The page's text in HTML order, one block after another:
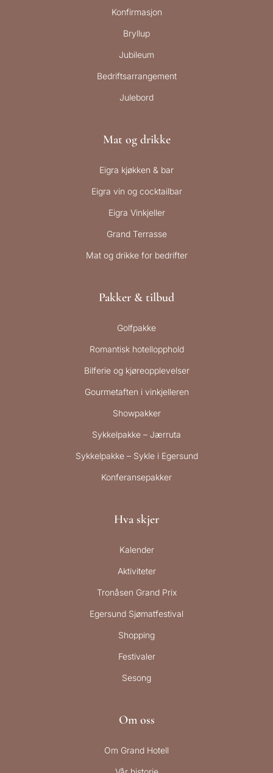
Konfirmasjon
Bryllup
Jubileum
Bedriftsarrangement
Julebord
Mat og drikke
Eigra kjøkken & bar
Eigra vin og cocktailbar
Eigra Vinkjeller
Grand Terrasse
Mat og drikke for bedrifter
Pakker & tilbud
Golfpakke
Romantisk hotellopphold
Bilferie og kjøreopplevelser
Gourmetaften i vinkjelleren
Showpakker
Sykkelpakke – Jærruta
Sykkelpakke – Sykle i Egersund
Konferansepakker
Hva skjer
Kalender
Aktiviteter
Tronåsen Grand Prix
Egersund Sjømatfestival
Shopping
Festivaler
Sesong
Om oss
Om Grand Hotell